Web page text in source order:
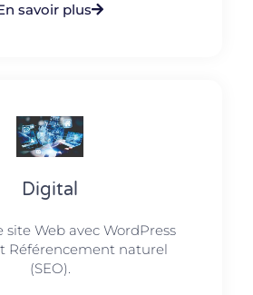
savoir plus
Digital
site Web avec WordPress
Référencement naturel
(SEO).